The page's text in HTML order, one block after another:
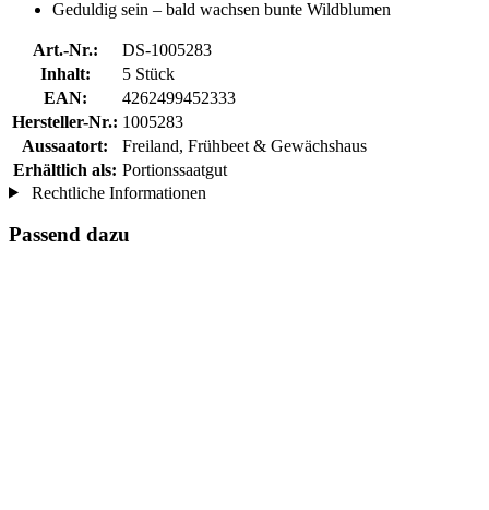
Geduldig sein – bald wachsen bunte Wildblumen
Art.-Nr.:
DS-1005283
Inhalt:
5 Stück
EAN:
4262499452333
Hersteller-Nr.: 1005283
Aussaatort:
Freiland, Frühbeet & Gewächshaus
Erhältlich als: Portionssaatgut
Rechtliche Informationen
Passend dazu